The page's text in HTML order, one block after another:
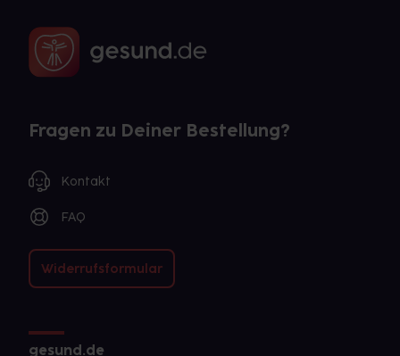
Fragen zu Deiner Bestellung?
Kontakt
FAQ
Widerrufsformular
gesund.de